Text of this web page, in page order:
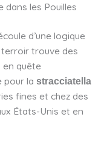
les Pouilles
d’une logique
terroir trouve des
en quête
pour la stracciatella
fines et chez des
États-Unis et en